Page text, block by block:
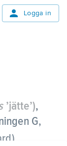
Logga in
’jätte’),
G,